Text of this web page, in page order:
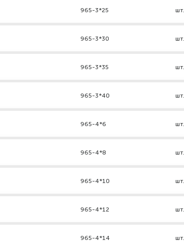
965-3*25 шт.
965-3*30 шт.
965-3*35 шт.
965-3*40 шт.
965-4*6 шт.
965-4*8 шт.
965-4*10 шт.
965-4*12 шт.
965-4*14 шт.